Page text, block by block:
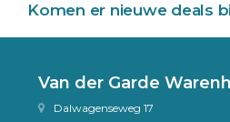
Komen er nieuwe deals
Van der Garde
Dalwagenseweg 17